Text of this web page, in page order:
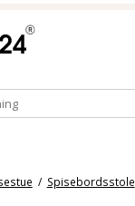
/ Spisebordsstole